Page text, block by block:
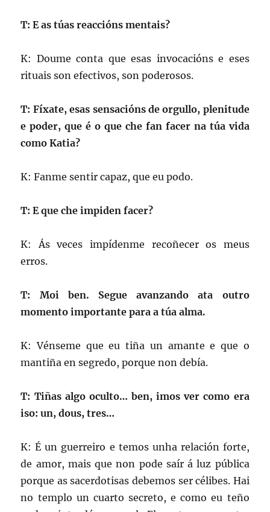
T: E as túas reaccións mentais?
K: Doume conta que esas invocacións e eses
rituais son efectivos, son poderosos.
T: Fíxate, esas sensacións de orgullo, plenitude
e poder, que é o que che fan facer na túa vida
como Katia?
K: Fanme sentir capaz, que eu podo.
T: E que che impiden facer?
K: Ás veces impídenme recoñecer os meus
erros.
T: Moi ben. Segue avanzando ata outro
momento importante para a túa alma.
K: Vénseme que eu tiña un amante e que o
mantiña en segredo, porque non debía.
T: Tiñas algo oculto… ben, imos ver como era
iso: un, dous, tres…
K: É un guerreiro e temos unha relación forte,
de amor, mais que non pode saír á luz pública
porque as sacerdotisas debemos ser célibes. Hai
no templo un cuarto secreto, e como eu teño